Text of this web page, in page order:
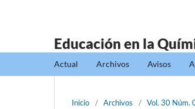
Educación en la
Actual Archivos Avisos
Inicio / Archivos / Vol. 30 Núm.